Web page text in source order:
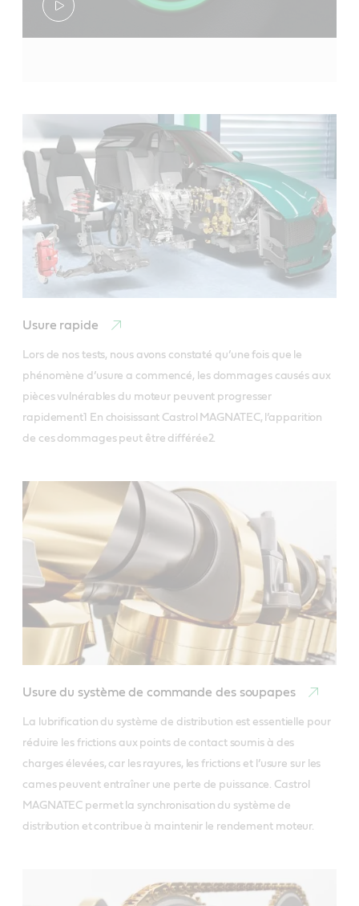
Usure rapide
Lors de nos tests, nous avons constaté qu’une fois que le
phénomène d’usure a commencé, les dommages causés aux
pièces vulnérables du moteur peuvent progresser
rapidement1 En choisissant Castrol MAGNATEC, l’apparition
de ces dommages peut être différée2.
Usure du système de commande des soupapes
La lubrification du système de distribution est essentielle pour
réduire les frictions aux points de contact soumis à des
charges élevées, car les rayures, les frictions et l’usure sur les
cames peuvent entraîner une perte de puissance. Castrol
MAGNATEC permet la synchronisation du système de